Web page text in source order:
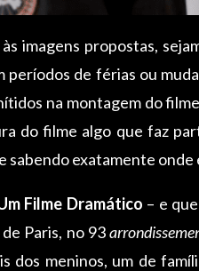
imagens propostas,
períodos de férias ou
na montagem do
do filme algo que faz
sabendo exatamente
Filme Dramático – e
Paris, no 93
dos meninos, um de